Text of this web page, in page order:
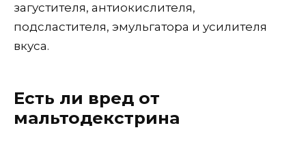
загустителя, антиокислителя,
подсластителя, эмульгатора и усилителя
вкуса.
Есть ли вред от
мальтодекстрина